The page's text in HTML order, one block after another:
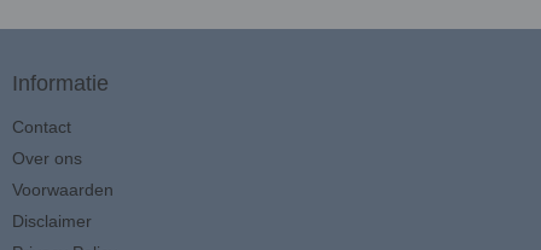
Informatie
Contact
Over ons
Voorwaarden
Disclaimer